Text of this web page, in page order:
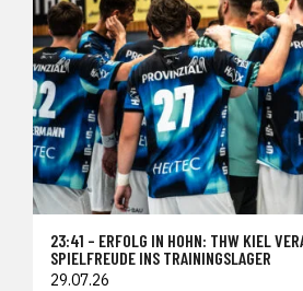
23:41 – ERFOLG IN HOHN: THW KIEL
SPIELFREUDE INS TRAININGSLAGER
29.07.26